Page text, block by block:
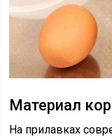
Материал
На прилавках